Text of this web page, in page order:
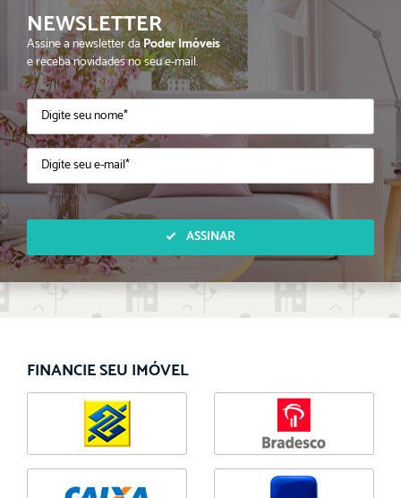
NEWSLETTER
Assine a newsletter daPoder Imóveis
e receba novidades no seu e-mail.
ASSINAR
FINANCIE SEU IMÓVEL